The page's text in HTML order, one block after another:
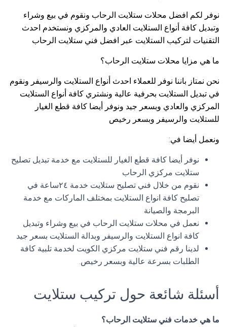
نوفر لكم افضل محلات ستلايت الرحاب ونقوم في بيع وشراء
وتبديل كافة أنواع الستلايت العادي والمركزي ونستخدم احدث
التقنيات لتركيب الستلايت عبر افضل فني ستلايت الرحاب
ما هي مزايا محلات ستلايت الرحاب؟
نحن نمتاز باننا نوفر للعملاء احدث أنواع الستلايت والرسيفر ونقوم
في تبديل الستلايت بحرفية عالية ونشتري كافة أنواع الستلايت
المركزي والعادي وبسعر جيد ونوفر أيضا كافة قطع الغيار
للستلايت والرسيفر وبسعر رخيص
ونعمل أيضا في:
نوفر أيضا كافة قطع الغيار للستلايت مع خدمة تبديل تصليح
ستلايت مركزي الرحاب
نقوم من خلال فني تصليح ستلايت خدمة ٢٤ساعة في
تصليح كافة انواع الستلايت بمختلف الماركات مع خدمة
البرمجة والصيانة
نعمل في محلات ستلايت الرحاب في بيع وشراء وتبديل
كافة انواع الستلايت والرسيفر وبدالة الستلايت بسعر جيد
لدينا رقم فني ستلايت مركزي الكويت لخدمة تلبية كافة
الطلبات بسرعة عالية وبسعر رخيص.
أسئلة شائعة حول تركيب ستلايت
ما هي خدمات فني ستلايت الرحاب؟